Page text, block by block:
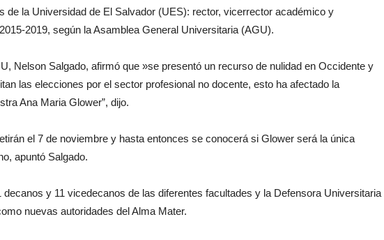
de la Universidad de El Salvador (UES): rector, vicerrector académico y
2019, según la Asamblea General Universitaria (AGU).
Nelson Salgado, afirmó que »se presentó un recurso de nulidad en Occidente y
las elecciones por el sector profesional no docente, esto ha afectado la
Ana Maria Glower”, dijo.
el 7 de noviembre y hasta entonces se conocerá si Glower será la única
apuntó Salgado.
decanos y 11 vicedecanos de las diferentes facultades y la Defensora Universitaria
nuevas autoridades del Alma Mater.